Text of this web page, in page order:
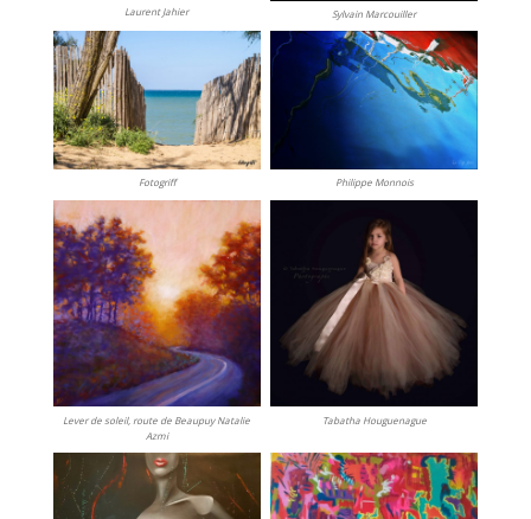
Laurent Jahier Sylvain Marcouiller
Fotogriff Philippe Monnois
Lever de soleil, route de Beaupuy Natalie
Azmi
Tabatha Houguenague